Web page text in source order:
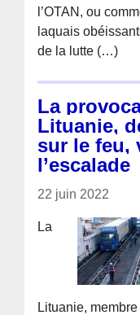
l’OTAN, ou
laquais
de la lutte (…)
La
Lituanie,
sur le feu,
l’escalade
22 juin 2022
La
Lituanie,